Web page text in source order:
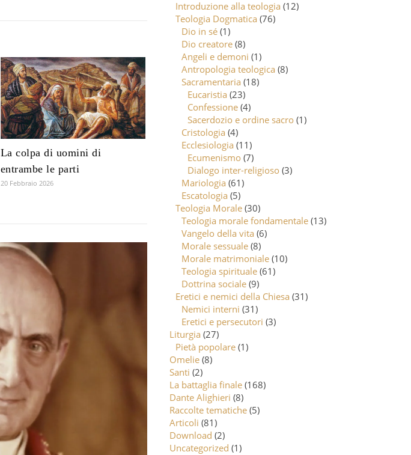
La colpa di uomini di
entrambe le parti
20 Febbraio 2026
Introduzione alla teologia (12)
Teologia Dogmatica (76)
Dio in sé (1)
Dio creatore (8)
Angeli e demoni (1)
Antropologia teologica (8)
Sacramentaria (18)
Eucaristia (23)
Confessione (4)
Sacerdozio e ordine sacro (1)
Cristologia (4)
Ecclesiologia (11)
Ecumenismo (7)
Dialogo inter-religioso (3)
Mariologia (61)
Escatologia (5)
Teologia Morale (30)
Teologia morale fondamentale (13)
Vangelo della vita (6)
Morale sessuale (8)
Morale matrimoniale (10)
Teologia spirituale (61)
Dottrina sociale (9)
Eretici e nemici della Chiesa (31)
Nemici interni (31)
Eretici e persecutori (3)
Liturgia (27)
Pietà popolare (1)
Omelie (8)
Santi (2)
La battaglia finale (168)
Dante Alighieri (8)
Raccolte tematiche (5)
Articoli (81)
Download (2)
Uncategorized (1)